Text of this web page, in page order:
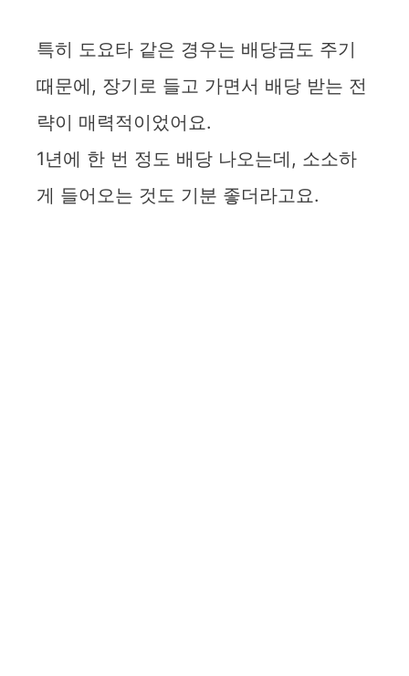
특히 도요타 같은 경우는 배당금도 주기
때문에, 장기로 들고 가면서 배당 받는 전
략이 매력적이었어요.
1년에 한 번 정도 배당 나오는데, 소소하
게 들어오는 것도 기분 좋더라고요.